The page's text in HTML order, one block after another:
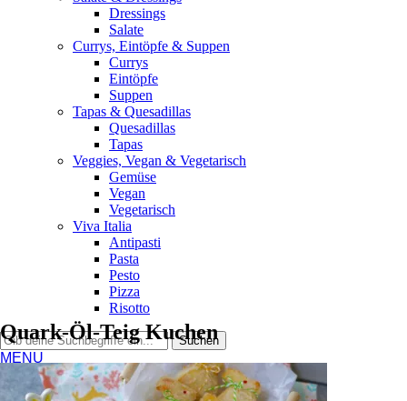
Dressings
Salate
Currys, Eintöpfe & Suppen
Currys
Eintöpfe
Suppen
Tapas & Quesadillas
Quesadillas
Tapas
Veggies, Vegan & Vegetarisch
Gemüse
Vegan
Vegetarisch
Viva Italia
Antipasti
Pasta
Pesto
Pizza
Risotto
MENU
Home
Quark-Öl-Teig Kuchen